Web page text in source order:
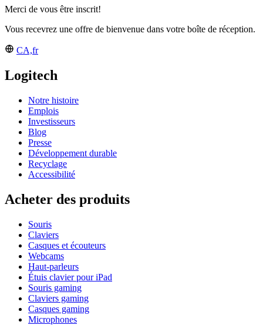
Merci de vous être inscrit!
Vous recevrez une offre de bienvenue dans votre boîte de réception.
CA,fr
Logitech
Notre histoire
Emplois
Investisseurs
Blog
Presse
Développement durable
Recyclage
Accessibilité
Acheter des produits
Souris
Claviers
Casques et écouteurs
Webcams
Haut-parleurs
Étuis clavier pour iPad
Souris gaming
Claviers gaming
Casques gaming
Microphones